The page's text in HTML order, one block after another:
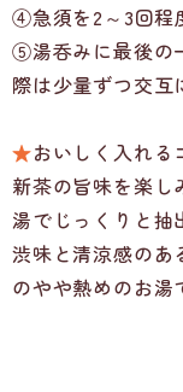
④急須を2～3回程
⑤湯呑みに最後の
際は少量ずつ交互
★おいしく入れる
新茶の旨味を楽
湯でじっくりと抽
渋味と清涼感の
のやや熱めのお湯